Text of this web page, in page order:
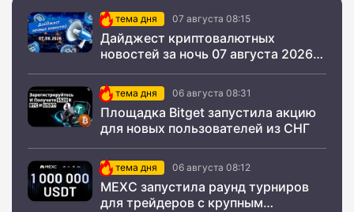
тема дня 07 августа 08:15
Дайджест криптовалютных
новостей за ночь 07 августа 2026
года
тема дня 06 августа 08:31
Площадка Bitget запустила акцию
для новых пользователей из СНГ
тема дня 06 августа 08:12
MEXC запустила раунд турниров
для трейдеров с крупным